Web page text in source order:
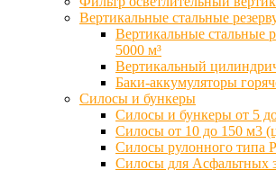
Вертикальные стальные
Вертикальные стальные
5000 м³
Вертикальный
Баки-аккумуляторы
Силосы и бункеры
Силосы и бункеры от 5
Силосы от 10 до 150 м3
Силосы рулонного типа
Силосы для Асфальтных